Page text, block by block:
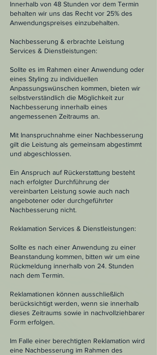
Innerhalb von 48 Stunden vor dem Termin
behalten wir uns das Recht vor 25% des
Anwendungspreises einzubehalten.
Nachbesserung & erbrachte Leistung
Services & Dienstleistungen:
Sollte es im Rahmen einer Anwendung oder
eines Styling zu individuellen
Anpassungswünschen kommen, bieten wir
selbstverständlich die Möglichkeit zur
Nachbesserung innerhalb eines
angemessenen Zeitraums an.
Mit Inanspruchnahme einer Nachbesserung
gilt die Leistung als gemeinsam abgestimmt
und abgeschlossen.
Ein Anspruch auf Rückerstattung besteht
nach erfolgter Durchführung der
vereinbarten Leistung sowie auch nach
angebotener oder durchgeführter
Nachbesserung nicht.
Reklamation Services & Dienstleistungen:
Sollte es nach einer Anwendung zu einer
Beanstandung kommen, bitten wir um eine
Rückmeldung innerhalb von 24. Stunden
nach dem Termin.
Reklamationen können ausschließlich
berücksichtigt werden, wenn sie innerhalb
dieses Zeitraums sowie in nachvollziehbarer
Form erfolgen.
Im Falle einer berechtigten Reklamation wird
eine Nachbesserung im Rahmen des